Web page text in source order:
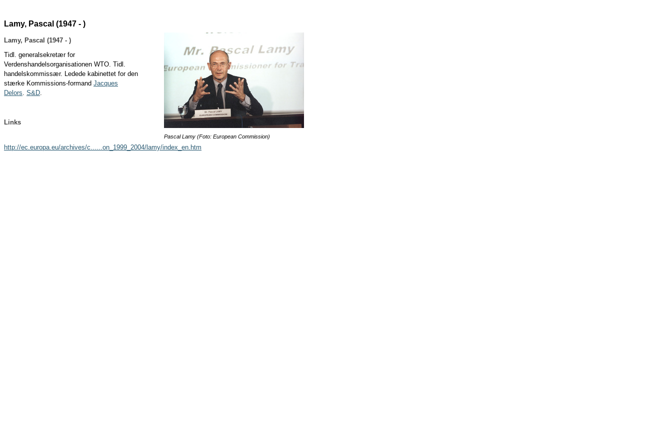
Lamy, Pascal (1947 - )
Pascal Lamy (Foto: European Commission)
Lamy, Pascal (1947 - )
Tidl. generalsekretær for
Verdenshandelsorganisationen WTO. Tidl.
handelskommissær. Ledede kabinettet for den
stærke Kommissions-formand Jacques
Delors. S&D.
Links
http://ec.europa.eu/archives/c......on_1999_2004/lamy/index_en.htm